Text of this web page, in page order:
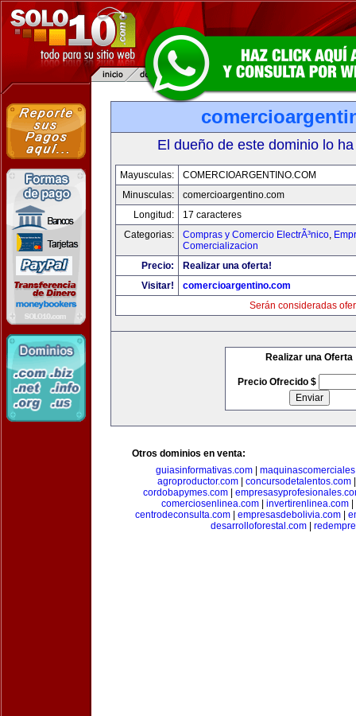
El dueño de este dominio lo
Mayusculas:
COMERCIOARGENTINO.COM
Minusculas:
comercioargentino.com
Longitud:
17 caracteres
Categorias:
Compras y Comercio ElectrÃ³nico,
Comercializacion
Precio:
Realizar una oferta!
Visitar!
comercioargentino.com
Serán consideradas
Realizar una Oferta
Precio Ofrecido $
Otros dominios en venta:
guiasinformativas.com
agroproductor.com
concursodetalentos.com
cordobapymes.com|
comerciosenlinea.com
invertirenlinea.com
centrodeconsulta.com
empresasdebolivia.com
desarrolloforestal.com